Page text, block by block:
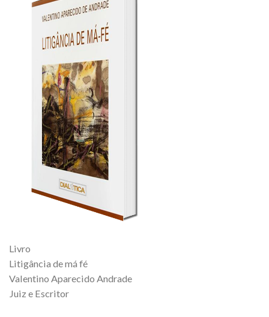
Livro
Litigância de má fé
Valentino Aparecido Andrade
Juiz e Escritor